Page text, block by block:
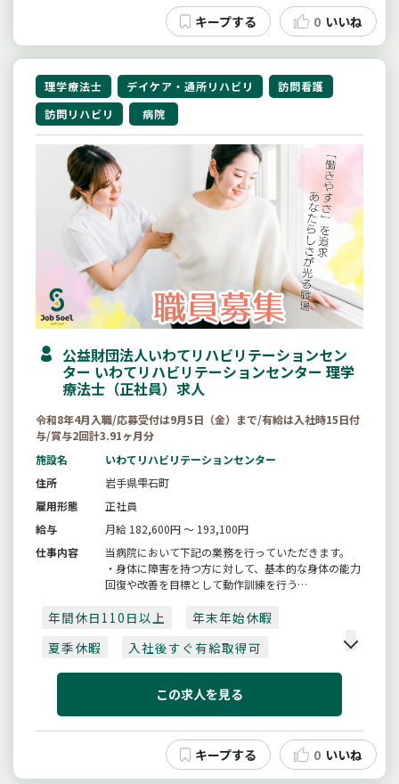
車通勤可
未経験可
0 いいね
理学療法士 デイケア・通所リハビリ
訪問看護
訪問リハビリ
病院
公益財団法人いわてリハビリテーションセン
ター いわてリハビリテーションセンター 理学
療法士（正社員）求人
令和8年4月入職/応募受付は9月5日（金）まで/有給は入社時15日付
与/賞与2回計3.91ヶ月分
施設名
いわてリハビリテーションセンター
住所
岩手県雫石町
雇用形態
正社員
給与
月給 182,600円 ～ 193,100円
仕事内容
当病院において下記の業務を行っていただきます。
・身体に障害を持つ方に対して、基本的な身体の能力
回復や改善を目標として動作訓練を行う
＊理学療法士免許の受験資格を取得見込みの方も応募
（令和８年３月末日までに）
年間休日110日以上
年末年始休暇
夏季休暇
入社後すぐ有給取得可
賞与あり
4月入職可
日勤のみ
未経験可
この求人を見る
0 いいね